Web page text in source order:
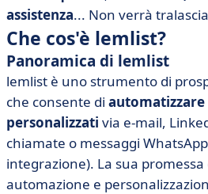
assistenza... Non verrà
Che cos'è lemlist?
Panoramica di lemlist
lemlist è uno strumento di
che consente di
personalizzati via e-mail,
chiamate o messaggi
integrazione). La sua
automazione e